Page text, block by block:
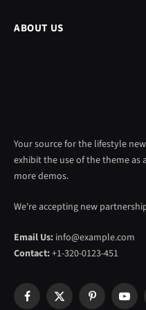
ABOUT US
Your source for the lifestyle
exhibit the use of the theme as
more demos.
We're accepting new
Email Us: info@example.com
Contact:+1-320-0123-451
Facebook
X
Pinterest